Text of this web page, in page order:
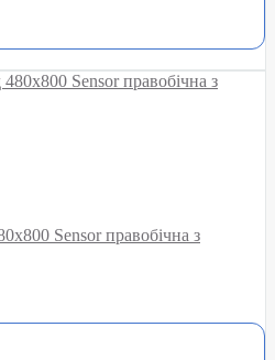
Sensor правобічна з